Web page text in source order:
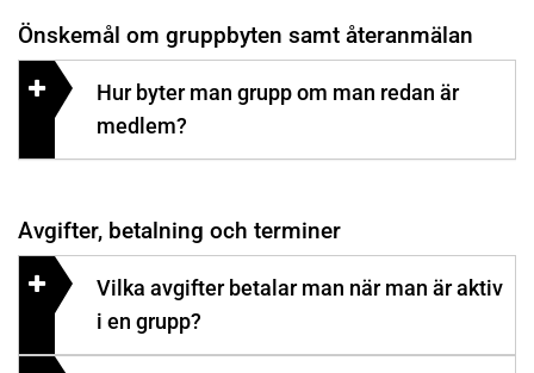
Önskemål om gruppbyten samt återanmälan
Hur byter man grupp om man redan är
medlem?
Avgifter, betalning och terminer
Vilka avgifter betalar man när man är aktiv
i en grupp?